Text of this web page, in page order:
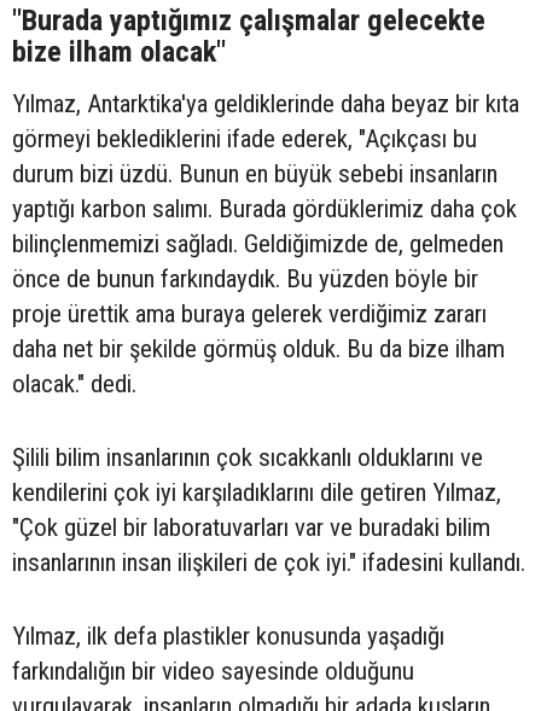
"Burada yaptığımız çalışmalar gelecekte
bize ilham olacak"
Yılmaz, Antarktika'ya geldiklerinde daha beyaz bir kıta
görmeyi beklediklerini ifade ederek, "Açıkçası bu
durum bizi üzdü. Bunun en büyük sebebi insanların
yaptığı karbon salımı. Burada gördüklerimiz daha çok
bilinçlenmemizi sağladı. Geldiğimizde de, gelmeden
önce de bunun farkındaydık. Bu yüzden böyle bir
proje ürettik ama buraya gelerek verdiğimiz zararı
daha net bir şekilde görmüş olduk. Bu da bize ilham
olacak." dedi.
Şilili bilim insanlarının çok sıcakkanlı olduklarını ve
kendilerini çok iyi karşıladıklarını dile getiren Yılmaz,
"Çok güzel bir laboratuvarları var ve buradaki bilim
insanlarının insan ilişkileri de çok iyi." ifadesini kullandı.
Yılmaz, ilk defa plastikler konusunda yaşadığı
farkındalığın bir video sayesinde olduğunu